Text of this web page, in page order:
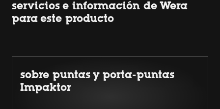
servicios e información de Wera
para este producto
sobre puntas y porta-puntas
Impaktor